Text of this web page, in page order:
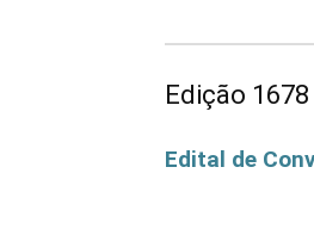
Edição
Edital de